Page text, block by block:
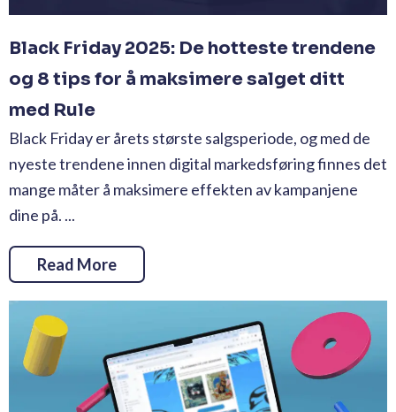
Black Friday 2025: De hotteste trendene
og 8 tips for å maksimere salget ditt
med Rule
Black Friday er årets største salgsperiode, og med de
nyeste trendene innen digital markedsføring finnes det
mange måter å maksimere effekten av kampanjene
dine på. ...
Read More